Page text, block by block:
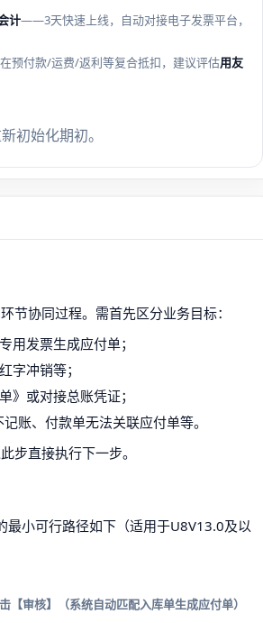
计——3天快速上线，自动对接电子发票平台，
预付款/运费/返利等复合抵扣，建议评估用友
初始化期初。
节协同过程。需首先区分业务目标：
用发票生成应付单；
字冲销等；
》或对接总账凭证；
账、付款单无法关联应付单等。
直接执行下一步。
小可行路径如下（适用于U8V13.0及以
审核】（系统自动匹配入库单生成应付单）